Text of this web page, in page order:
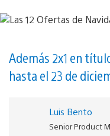
Además 2x1 en
hasta el 23 de
Luis Bento
Senior Product